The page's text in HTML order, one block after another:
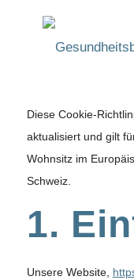
Diese Cookie-
aktualisiert und gilt
Wohnsitz im
Schweiz.
1.
Unsere Website,